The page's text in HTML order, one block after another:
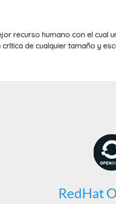
recurso humano con el cual
de cualquier tamaño y
RedHat